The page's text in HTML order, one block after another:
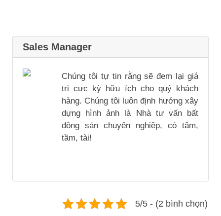
Sales Manager
Chúng tôi tự tin rằng sẽ đem lại giá
trị cực kỳ hữu ích cho quý khách
hàng. Chúng tôi luôn định hướng xây
dựng hình ảnh là Nhà tư vấn bất
động sản chuyên nghiệp, có tâm,
tầm, tài!
5/5 - (2 bình chọn)